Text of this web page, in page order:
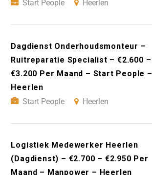
Start People
Heerlen
Dagdienst Onderhoudsmonteur –
Ruitreparatie Specialist – €2.600 –
€3.200 Per Maand – Start People –
Heerlen
Start People
Heerlen
Logistiek Medewerker Heerlen
(Dagdienst) – €2.700 – €2.950 Per
Maand – Manpower – Heerlen